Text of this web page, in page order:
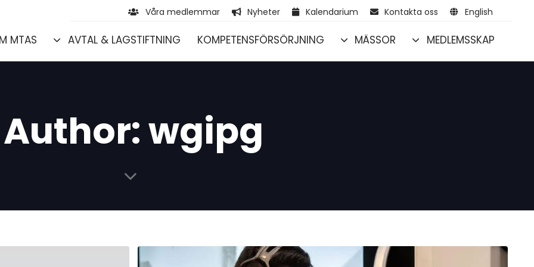
Våra medlemmar Nyheter Kalendarium Kontakta oss English
MTAS AVTAL & LAGSTIFTNING KOMPETENSFÖRSÖRJNING MÄSSOR MEDLEMSSKAP
Author: wgipg